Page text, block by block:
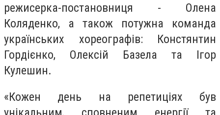
режисерка-постановниця - Олена
Коляденко, а також потужна команда
українських хореографів: Констянтин
Гордієнко, Олексій Базела та Ігор
Кулешин.
«Кожен день на репетиціях був